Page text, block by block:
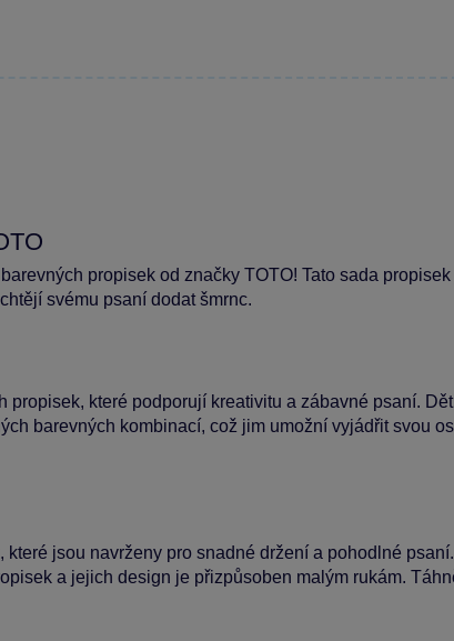
propisek od značky TOTO! Tato sada
svému psaní dodat šmrnc.
propisek, které podporují kreativitu a zábavné psaní.
barevných kombinací, což jim umožní vyjádřit svou
jsou navrženy pro snadné držení a pohodlné
a jejich design je přizpůsoben malým rukám.